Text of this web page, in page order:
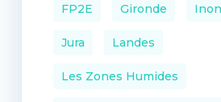
FP2E Gironde
Jura Landes
Les Zones Humides